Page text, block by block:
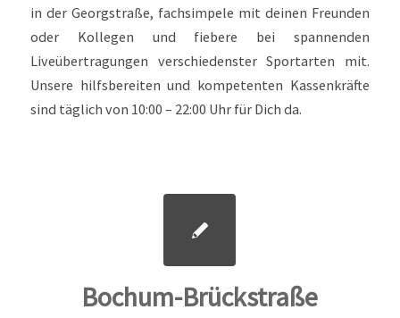
in der Georgstraße, fachsimpele mit deinen Freunden
oder Kollegen und fiebere bei spannenden
Liveübertragungen verschiedenster Sportarten mit.
Unsere hilfsbereiten und kompetenten Kassenkräfte
sind täglich von 10:00 – 22:00 Uhr für Dich da.
Bochum-Brückstraße